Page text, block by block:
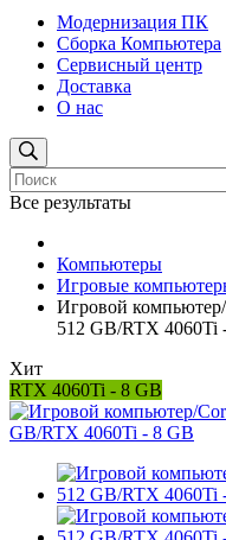
Модернизация ПК
Сборка Компьютера
Сервисный центр
Доставка
О нас
Все результаты
Компьютеры
Игровые
Игровой
512 GB/RTX 4060Ti
Хит
RTX 4060Ti - 8 GB